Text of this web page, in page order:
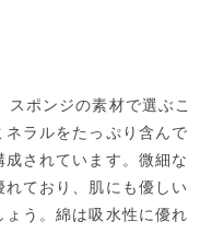
ポンジの素材で選ぶこ
ラルをたっぷり含んで
されています。微細な
ており、肌にも優しい
う。綿は吸水性に優れ